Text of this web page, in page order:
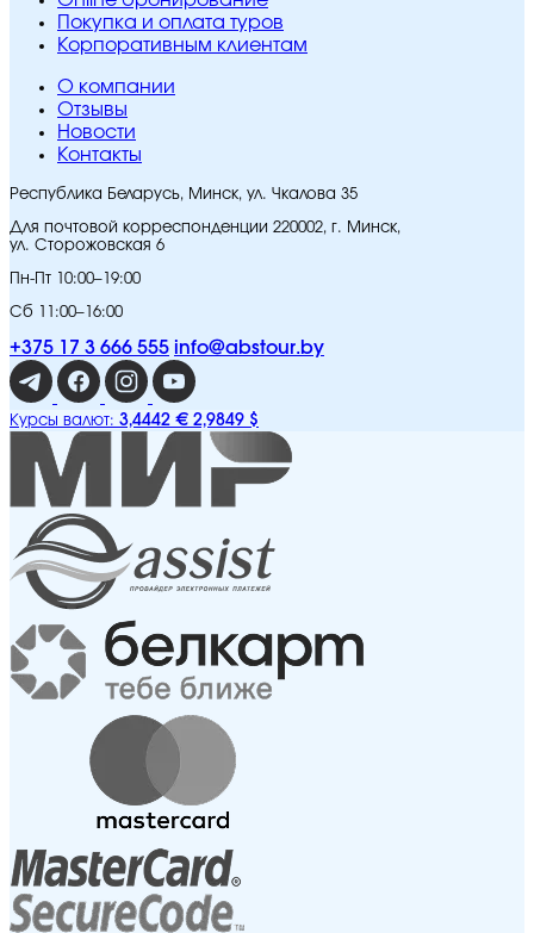
Покупка и оплата туров
Корпоративным клиентам
O компании
Отзывы
Новости
Контакты
Республика Беларусь, Минск, ул. Чкалова 35
Для почтовой корреспонденции 220002, г. Минск,
ул. Сторожовская 6
Пн-Пт 10:00–19:00
Сб 11:00–16:00
+375 17 3 666 555 info@abstour.by
Курсы валют: 3,4442 € 2,9849 $